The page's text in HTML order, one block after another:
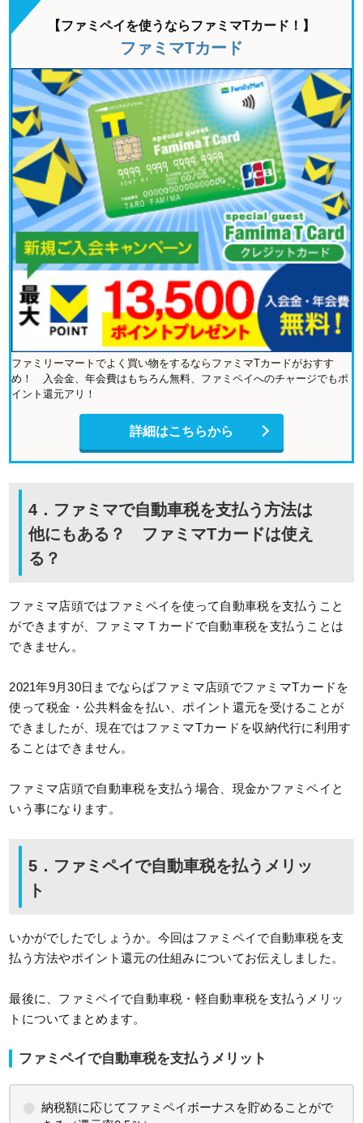
【ファミペイを使うならファミマTカード！】
ファミマTカード
ファミリーマートでよく買い物をするならファミマTカードがおすす
め！ 入会金、年会費はもちろん無料、ファミペイへのチャージでもポ
イント還元アリ！
詳細はこちらから
4．ファミマで自動車税を支払う方法は
他にもある？ ファミマTカードは使え
る？
ファミマ店頭ではファミペイを使って自動車税を支払うこと
ができますが、ファミマＴカードで自動車税を支払うことは
できません。
2021年9月30日までならばファミマ店頭でファミマTカードを
使って税金・公共料金を払い、ポイント還元を受けることが
できましたが、現在ではファミマTカードを収納代行に利用す
ることはできません。
ファミマ店頭で自動車税を支払う場合、現金かファミペイと
いう事になります。
5．ファミペイで自動車税を払うメリッ
ト
いかがでしたでしょうか。今回はファミペイで自動車税を支
払う方法やポイント還元の仕組みについてお伝えしました。
最後に、ファミペイで自動車税・軽自動車税を支払うメリッ
トについてまとめます。
ファミペイで自動車税を支払うメリット
納税額に応じてファミペイボーナスを貯めることがで